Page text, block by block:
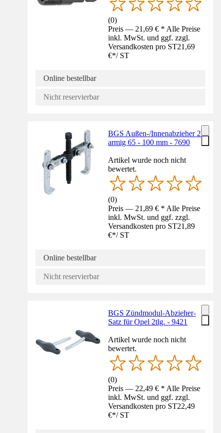
(0)
Preis — 21,69 € * Alle Preise
inkl. MwSt. und ggf. zzgl.
Versandkosten pro ST21,69
€*/ ST
Online bestellbar
Nicht reservierbar
BGS Außen-/Innenabzieher 2-
armig 65 - 100 mm - 7690
Artikel wurde noch nicht
bewertet.
(0)
Preis — 21,89 € * Alle Preise
inkl. MwSt. und ggf. zzgl.
Versandkosten pro ST21,89
€*/ ST
Online bestellbar
Nicht reservierbar
BGS Zündmodul-Abzieher-
Satz für Opel 2tlg. - 9421
Artikel wurde noch nicht
bewertet.
(0)
Preis — 22,49 € * Alle Preise
inkl. MwSt. und ggf. zzgl.
Versandkosten pro ST22,49
€*/ ST